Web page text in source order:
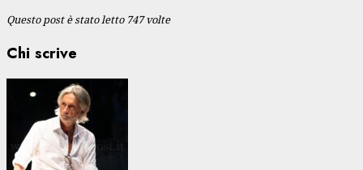
Questo post è stato letto 747 volte
Chi scrive